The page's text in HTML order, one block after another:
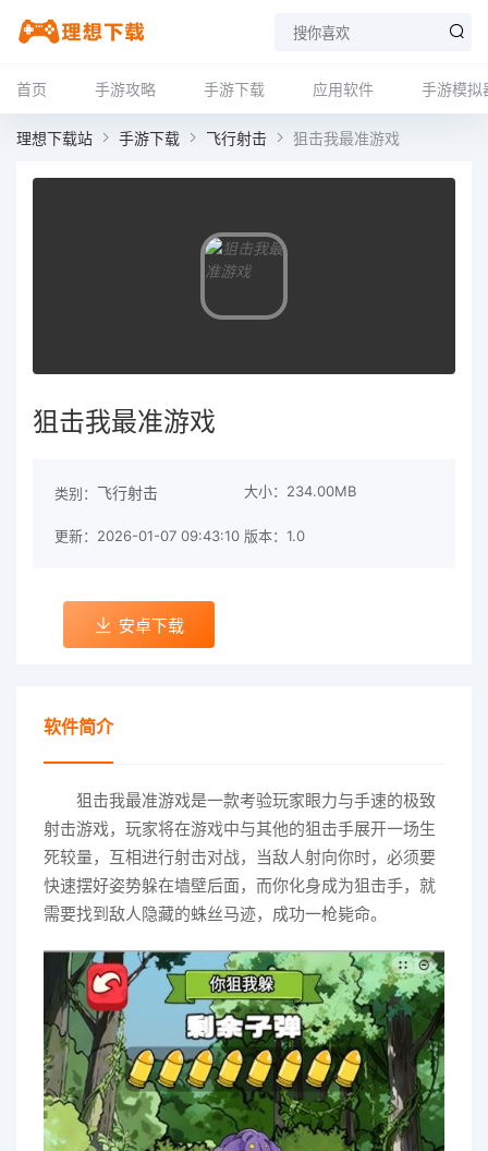
首页 手游攻略 手游下载 应用软件 手游模拟
理想下载站 手游下载 飞行射击 狙击我最准游戏
狙击我最准游戏
类别： 飞行射击 大小：234.00MB
更新：2026-01-07 09:43:10 版本：1.0
安卓下载
软件简介
狙击我最准游戏是一款考验玩家眼力与手速的极致
射击游戏，玩家将在游戏中与其他的狙击手展开一场生
死较量，互相进行射击对战，当敌人射向你时，必须要
快速摆好姿势躲在墙壁后面，而你化身成为狙击手，就
需要找到敌人隐藏的蛛丝马迹，成功一枪毙命。